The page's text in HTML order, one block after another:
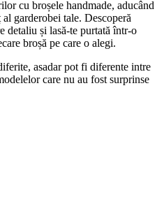
cu broșele handmade, aducând
garderobei tale. Descoperă
detaliu și lasă-te purtată într-o
broșă pe care o alegi.
asadar pot fi diferente intre
care nu au fost surprinse